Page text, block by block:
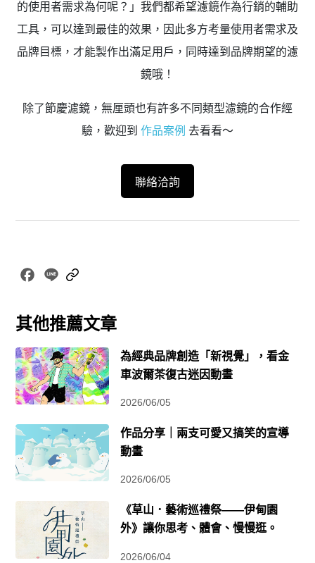
的使用者需求為何呢？」我們都希望濾鏡作為行銷的輔助
工具，可以達到最佳的效果，因此多方考量使用者需求及
品牌目標，才能製作出滿足用戶，同時達到品牌期望的濾
鏡哦！
除了節慶濾鏡，無厘頭也有許多不同類型濾鏡的合作經
驗，歡迎到 作品案例 去看看～
聯絡洽詢
Facebook
Line
Copy
其他推薦文章
為經典品牌創造「新視覺」，看金
車波爾茶復古迷因動畫
2026/06/05
作品分享｜兩支可愛又搞笑的宣導
動畫
2026/06/05
《草山．藝術巡禮祭——伊甸園
外》讓你思考、體會、慢慢逛。
2026/06/04